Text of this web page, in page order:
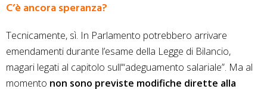
C’è ancora speranza?
Tecnicamente, sì. In Parlamento potrebbero arrivare
emendamenti durante l’esame della Legge di Bilancio,
magari legati al capitolo sull’“adeguamento salariale”. Ma al
momento non sono previste modifiche dirette alla